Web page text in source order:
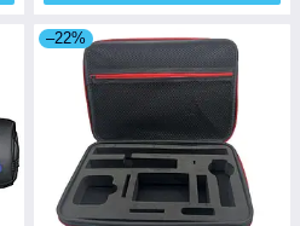
–22%